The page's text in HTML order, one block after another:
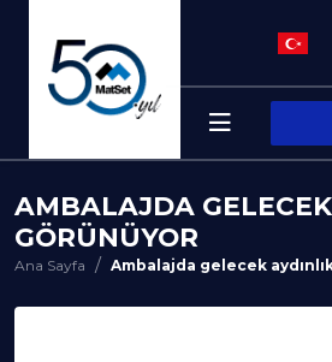
AMBALAJDA
GÖRÜNÜYOR
Ana Sayfa Ambalajda gelecek